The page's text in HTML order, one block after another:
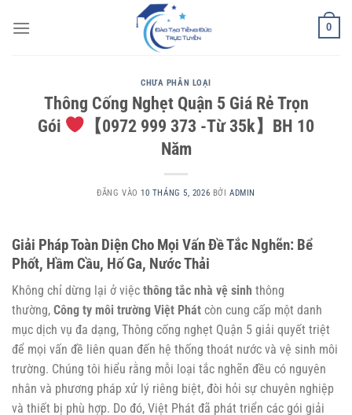
qua
0
CHƯA PHÂN LOẠI
Thông Cống Nghẹt Quận 5 Giá Rẻ Trọn
Gói
【0972 999 373 -Từ 35k】BH 10
Năm
ĐĂNG VÀO10 THÁNG 5, 2026 BỞI ADMIN
Giải Pháp Toàn Diện Cho Mọi Vấn Đề Tắc Nghẽn: Bể
Phốt, Hầm Cầu, Hố Ga, Nước Thải
Không chỉ dừng lại ở việc thông tắc nhà vệ sinh thông
thường, Công ty môi trường Việt Phát còn cung cấp một danh
mục dịch vụ đa dạng, Thông cống nghẹt Quận 5 giải quyết triệt
để mọi vấn đề liên quan đến hệ thống thoát nước và vệ sinh môi
trường. Chúng tôi hiểu rằng mỗi loại tắc nghẽn đều có nguyên
nhân và phương pháp xử lý riêng biệt, đòi hỏi sự chuyên nghiệp
và thiết bị phù hợp. Do đó, Việt Phát đã phát triển các gói giải